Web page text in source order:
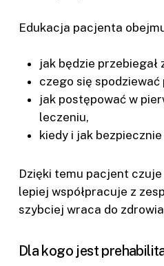
Edukacja pacjenta
jak będzie przebiegał
czego się spodziewać
jak postępować w
leczeniu,
kiedy i jak
Dzięki temu pacjent
lepiej współpracuje z
szybciej wraca do
Dla kogo jest